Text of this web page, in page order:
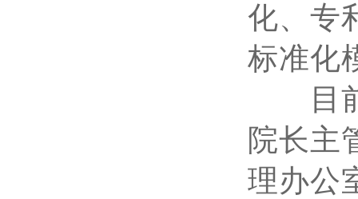
化、专
标准化
目前
院长主
理办公